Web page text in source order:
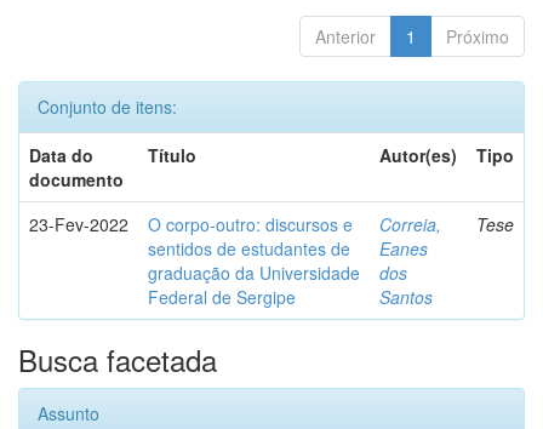
Anterior 1 Próximo
Conjunto de itens:
Data do
documento
Título Autor(es) Tipo
23-Fev-2022
O corpo-outro: discursos e
sentidos de estudantes de
graduação da Universidade
Federal de Sergipe
Correia,
Eanes
dos
Santos
Tese
Busca facetada
Assunto